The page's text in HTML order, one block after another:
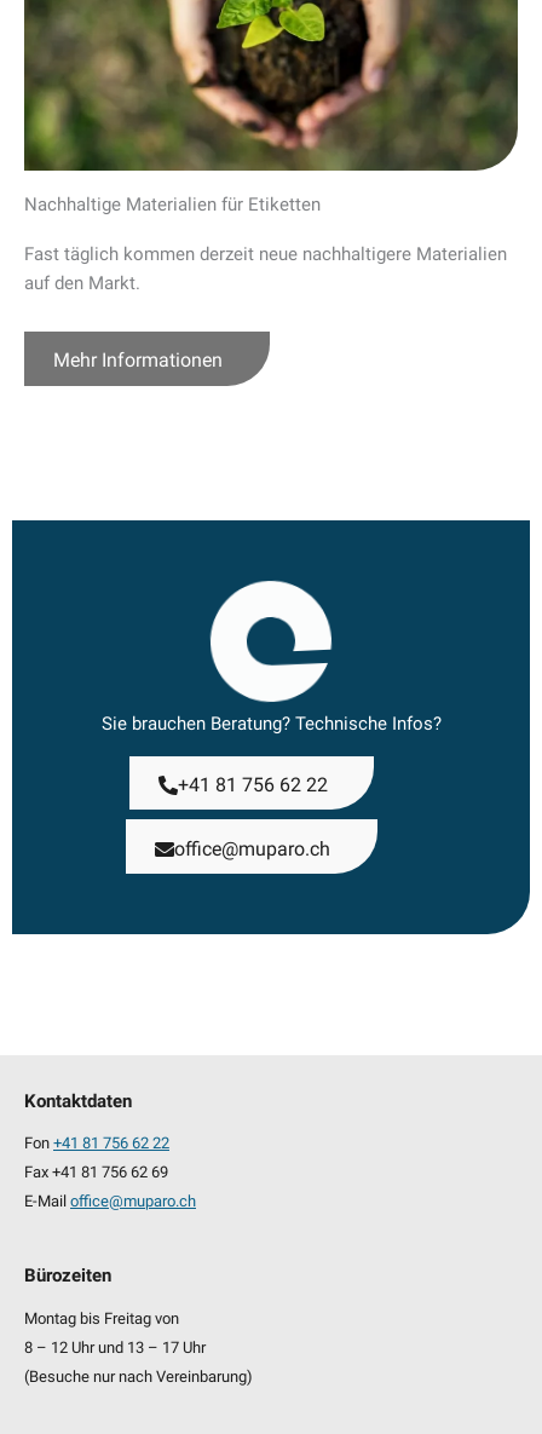
Nachhaltige Materialien für Etiketten
Fast täglich kommen derzeit neue nachhaltigere Materialien
auf den Markt.
Mehr Informationen
Sie brauchen Beratung? Technische Infos?
+41 81 756 62 22
office@muparo.ch
Kontaktdaten
Fon +41 81 756 62 22
Fax +41 81 756 62 69
E-Mail office@muparo.ch
Bürozeiten
Montag bis Freitag von
8 – 12 Uhr und 13 – 17 Uhr
(Besuche nur nach Vereinbarung)